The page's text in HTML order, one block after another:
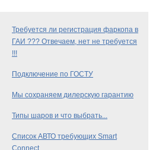
Требуется ли регистрация фаркопа в
ГАИ ??? Отвечаем, нет не требуется
!!!
Подключение по ГОСТУ
Мы сохраняем дилерскую гарантию
Типы шаров и что выбрать...
Список АВТО требующих Smart
Connect